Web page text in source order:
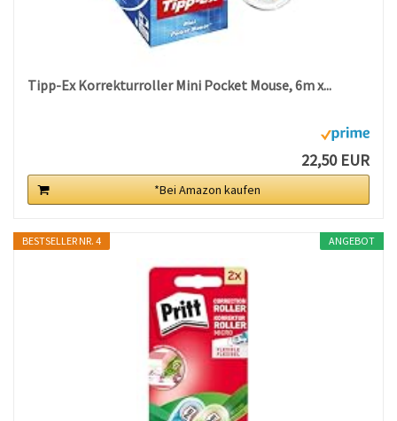
Tipp-Ex Korrekturroller Mini Pocket Mouse, 6m x...
22,50 EUR
*Bei Amazon kaufen
ANGEBOT
BESTSELLER NR. 4